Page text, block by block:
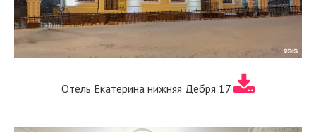
Отель Екатерина нижняя Дебря 17